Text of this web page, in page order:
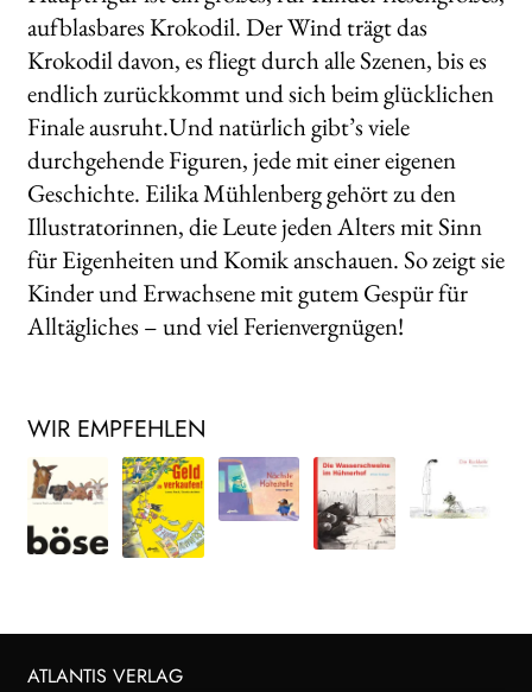
aufblasbares Krokodil. Der Wind trägt das
Krokodil davon, es fliegt durch alle Szenen, bis es
endlich zurückkommt und sich beim glücklichen
Finale ausruht.Und natürlich gibt’s viele
durchgehende Figuren, jede mit einer eigenen
Geschichte. Eilika Mühlenberg gehört zu den
Illustratorinnen, die Leute jeden Alters mit Sinn
für Eigenheiten und Komik anschauen. So zeigt sie
Kinder und Erwachsene mit gutem Gespür für
Alltägliches – und viel Ferienvergnügen!
WIR EMPFEHLEN
ATLANTIS VERLAG